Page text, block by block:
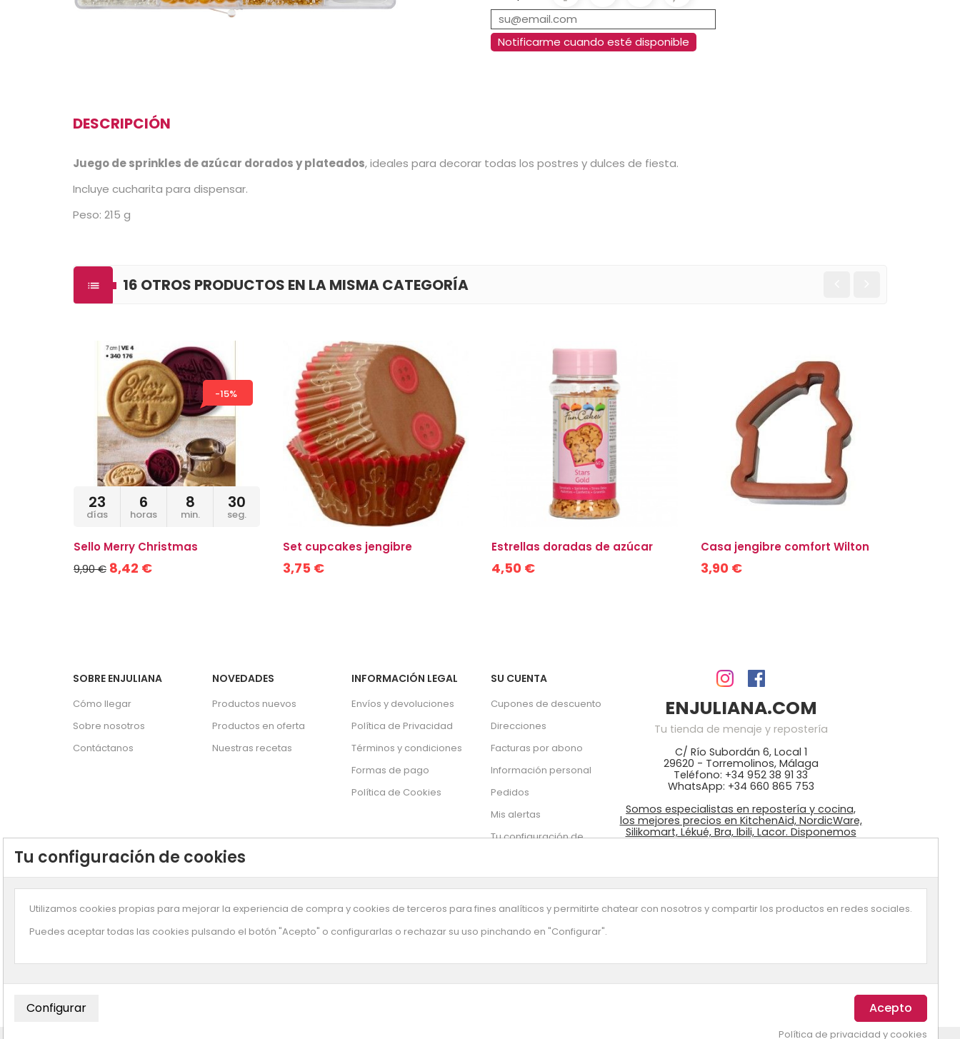
Notificarme cuando esté disponible
DESCRIPCIÓN
Juego de sprinkles de azúcar dorados y plateados, ideales para decorar todas los postres y dulces de fiesta.
Incluye cucharita para dispensar.
Peso: 215 g
 16 OTROS PRODUCTOS EN LA MISMA CATEGORÍA
-15%
23
días
6
horas
8
min.
29
seg.
Sello Merry Christmas
9,90 € 8,42 €
Set cupcakes jengibre
3,75 €
Estrellas doradas de azúcar
4,50 €
Casa jengibre comfort Wilton
3,90 €
SOBRE ENJULIANA
Cómo llegar
Sobre nosotros
Contáctanos
NOVEDADES
Productos nuevos
Productos en oferta
Nuestras recetas
INFORMACIÓN LEGAL
Envíos y devoluciones
Política de Privacidad
Términos y condiciones
Formas de pago
Política de Cookies
SU CUENTA
Cupones de descuento
Direcciones
Facturas por abono
Información personal
Pedidos
Mis alertas
Tu configuración de
ENJULIANA.COM
Tu tienda de menaje y repostería
C/ Río Subordán 6, Local 1
29620 - Torremolinos, Málaga
Teléfono: +34 952 38 91 33
WhatsApp: +34 660 865 753
Somos especialistas en repostería y cocina,
los mejores precios en KitchenAid, NordicWare,
Silikomart, Lékué, Bra, Ibili, Lacor. Disponemos
de ingredientes: colorantes Wilton, fondant
Tu configuración de cookies
Utilizamos cookies propias para mejorar la experiencia de compra y cookies de terceros para fines analíticos y permitirte chatear con nosotros y compartir los productos en redes sociales.
Puedes aceptar todas las cookies pulsando el botón "Acepto" o configurarlas o rechazar su uso pinchando en "Configurar".
Política de privacidad y cookies